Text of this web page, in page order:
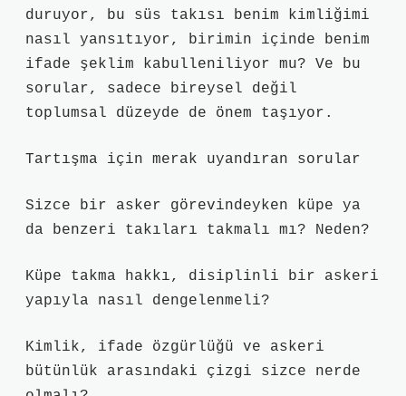
duruyor, bu süs takısı benim kimliğimi
nasıl yansıtıyor, birimin içinde benim
ifade şeklim kabulleniliyor mu? Ve bu
sorular, sadece bireysel değil
toplumsal düzeyde de önem taşıyor.
Tartışma için merak uyandıran sorular
Sizce bir asker görevindeyken küpe ya
da benzeri takıları takmalı mı? Neden?
Küpe takma hakkı, disiplinli bir askeri
yapıyla nasıl dengelenmeli?
Kimlik, ifade özgürlüğü ve askeri
bütünlük arasındaki çizgi sizce nerde